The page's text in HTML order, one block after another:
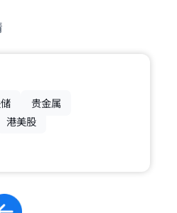
贵金属
港美股